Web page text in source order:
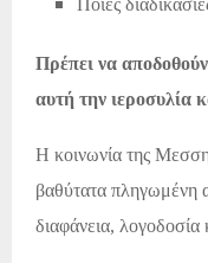
Ποιες
Πρέπει να
αυτή την ιεροσυλία
Η κοινωνία της
βαθύτατα πληγωμένη
διαφάνεια, λογοδοσία